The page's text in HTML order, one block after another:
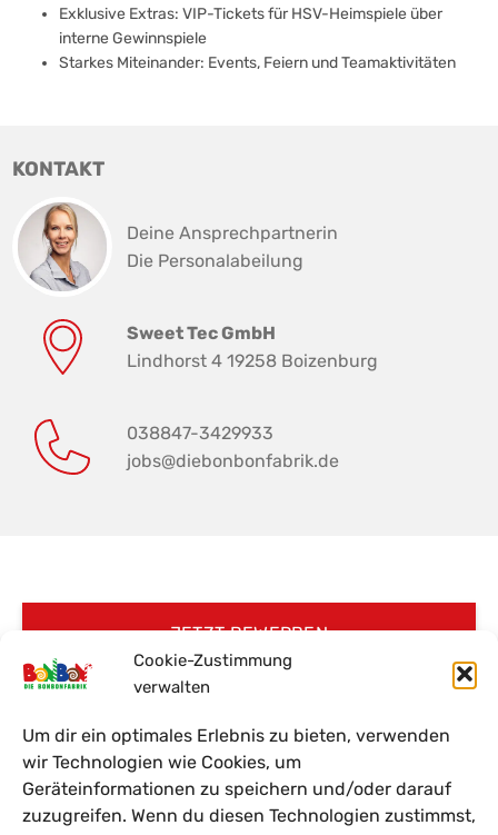
Cookie-Zustimmung
verwalten
Um dir ein optimales Erlebnis zu bieten, verwenden
wir Technologien wie Cookies, um
Geräteinformationen zu speichern und/oder darauf
zuzugreifen. Wenn du diesen Technologien zustimmst,
Exklusive Extras: VIP-Tickets für HSV-Heimspiele über
interne Gewinnspiele
Starkes Miteinander: Events, Feiern und Teamaktivitäten
KONTAKT
Deine Ansprechpartnerin
Die Personalabeilung
Sweet Tec GmbH
Lindhorst 4 19258 Boizenburg
038847-3429933
jobs@diebonbonfabrik.de
JETZT BEWERBEN